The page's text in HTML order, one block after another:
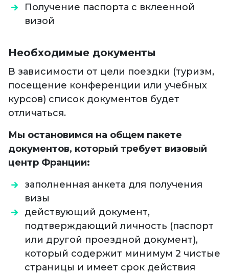
Получение паспорта с вклеенной
визой
Необходимые документы
В зависимости от цели поездки (туризм,
посещение конференции или учебных
курсов) список документов будет
отличаться.
Мы остановимся на общем пакете
документов, который требует визовый
центр Франции:
заполненная анкета для получения
визы
действующий документ,
подтверждающий личность (паспорт
или другой проездной документ),
который содержит минимум 2 чистые
страницы и имеет срок действия